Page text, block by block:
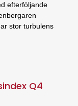
efterföljande
stor turbulens
Q4